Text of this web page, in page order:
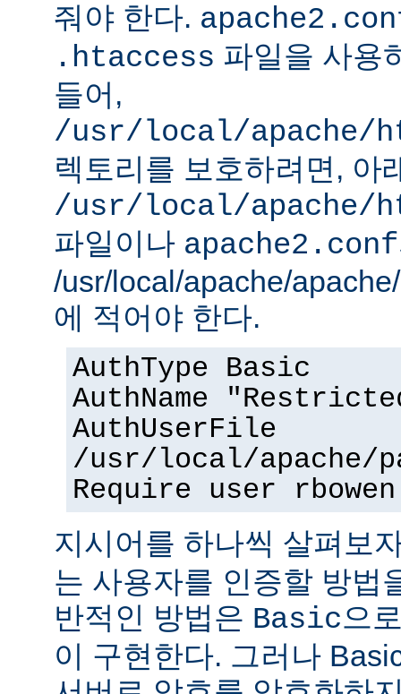
줘야 한다.
.htaccess 파일을 사용
들어,
/usr/local/apache/
렉토리를 보호하려면, 아
/usr/local/apache/
파일이나 apache2.conf
/usr/local/apache/
에 적어야 한다.
AuthType Basic
AuthName
AuthUserFile
/usr/local/apache/
Require user rbowen
지시어를 하나씩 살펴보
는 사용자를 인증할 방법
반적인 방법은 Basic으
이 구현한다. 그러나